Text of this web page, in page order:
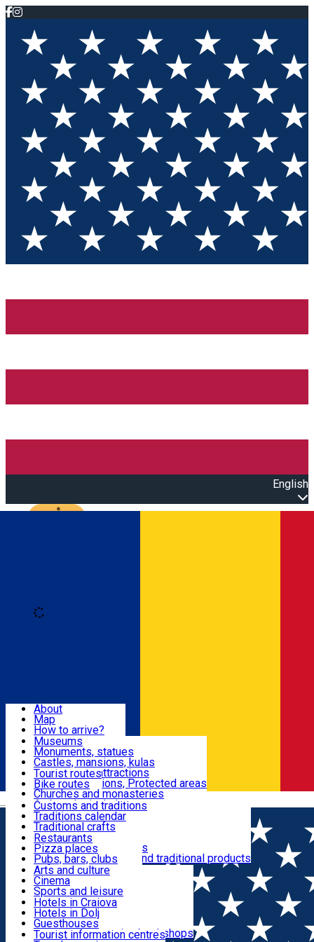
English
Română
Attractions
Routes
Customs, Traditions
Food & Drinks
Leisure & Fun
Accommodation
Useful
About
Map
How to arrive?
Recommendations
Tourist attractions
News
Museums
Monuments, statues
Castles, mansions, kulas
Architectural attractions
Natural attractions, Protected areas
Churches and monasteries
Archaeological sites
Parks and gardens
Tourist routes
Bike routes
Customs and traditions
Traditions calendar
Traditional crafts
Traditional cuisine
Wineries and vineyards
Local manufacturers and traditional products
Restaurants
Pizza places
Pubs, bars, clubs
Cafes and teahouses
Sweets and ice cream
Fast-food
Arts and culture
Cinema
Sports and leisure
Horse riding
Swimming pools
Zoo
Shopping, souvenirs, bookshops
Hotels in Craiova
Hotels in Dolj
Guesthouses
Villas
Tourist information centres